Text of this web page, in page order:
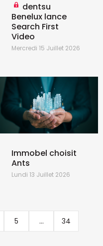
dentsu
Benelux lance
Search First
Video
Mercredi 15 Juillet 2026
Immobel choisit
Ants
Lundi 13 Juillet 2026
5 ... 34